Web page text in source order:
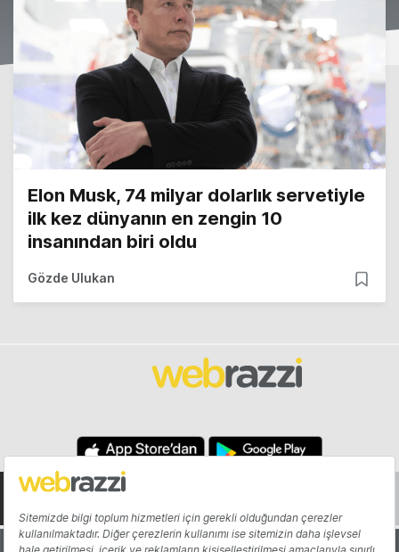
Elon Musk, 74 milyar dolarlık servetiyle
ilk kez dünyanın en zengin 10
insanından biri oldu
Gözde Ulukan